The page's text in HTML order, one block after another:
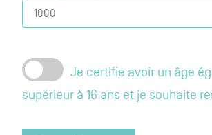
Je certifie avoir un âge
supérieur à 16 ans et je souhaite